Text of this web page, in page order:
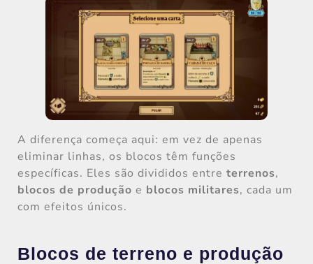
A diferença começa aqui: em vez de apenas
eliminar linhas, os blocos têm funções
específicas. Eles são divididos entre terrenos,
blocos de produção e blocos militares, cada um
com efeitos únicos.
Blocos de terreno e produção